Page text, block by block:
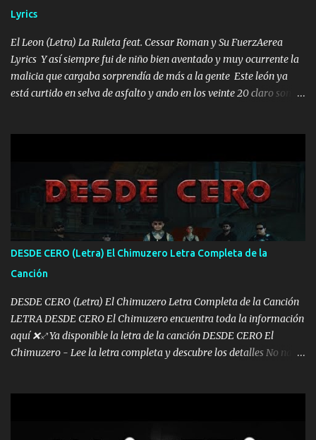
VIO POR LA FAMILIA PARA QUE SIGA EL LEGADO Es el DOS de
los HERMANOS un cerebro inteligente y com...
Lyrics
El Leon (Letra) La Ruleta feat. Cessar Roman y Su FuerzAerea
Lyrics Y así siempre fui de niño bien aventado y muy ocurrente la
malicia que cargaba sorprendía de más a la gente Este león ya
está curtido en selva de asfalto y ando en los veinte 20 claro son
pa más pues hay charola les voy a dar hasta topar pues no hay de
otra Música Surcando bien mi camino voy por mi línea no veo a
los lados aquel que no corre vuela no se me duerm voy chicoteado
Ya pasé varias hazañas ya tienen rato que me agarran el colmillo
de este León los estatales no sé esperaron Al tiro esta la PrimiZa
también la nueve que cargo al lado doy la mano al que su amigo y
al traicionero damos pa abajo Y No me paran aquí hay pa más
pues hay charola les voy a dar hasta topar pues no hay de otra...
DESDE CERO (Letra) El Chimuzero Letra Completa de la
Canción
DESDE CERO (Letra) El Chimuzero Letra Completa de la Canción
LETRA DESDE CERO El Chimuzero encuentra toda la información
aquí ❌♐ Ya disponible la letra de la canción DESDE CERO El
Chimuzero - Lee la letra completa y descubre los detalles No nací
❌ www.elnorteduro.com ❌ Yo No limito los Sueños , si no existe